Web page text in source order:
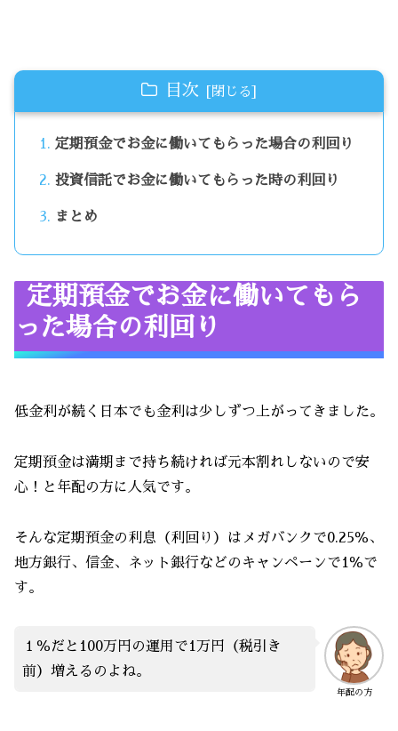
目次
定期預金でお金に働いてもらった場合の利回り
投資信託でお金に働いてもらった時の利回り
まとめ
定期預金でお金に働いてもら
った場合の利回り
低金利が続く日本でも金利は少しずつ上がってきました。
定期預金は満期まで持ち続ければ元本割れしないので安
心！と年配の方に人気です。
そんな定期預金の利息（利回り）はメガバンクで0.25％、
地方銀行、信金、ネット銀行などのキャンペーンで1％で
す。
年配の方
１％だと100万円の運用で1万円（税引き
前）増えるのよね。